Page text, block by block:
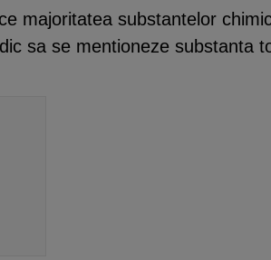
majoritatea substantelor
sa se mentioneze substanta